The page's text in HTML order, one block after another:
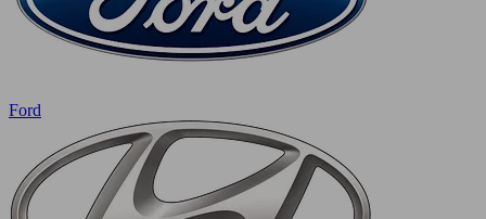
Ford